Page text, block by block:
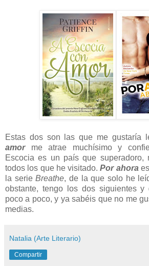
Estas dos son las que me gustaría
amorme atrae muchísimo y
Escocia es un país que superadoro,
todos los que he visitado.Por ahora
la serieBreathe, de la que solo he
obstante, tengo los dos siguientes y
poco a poco, y ya sabéis que no me
medias.
Natalia (Arte Literario)
Compartir